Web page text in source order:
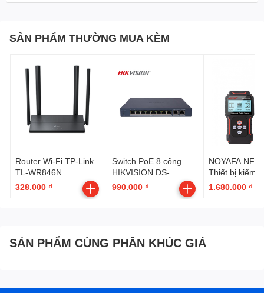
SẢN PHẨM THƯỜNG MUA KÈM
Router Wi-Fi TP-Link
TL-WR846N
328.000 ₫
Switch PoE 8 cổng
HIKVISION DS-
3E1310P-EI/M
990.000 ₫
NOYAFA NF-
Thiết bị kiểm
mạng
1.680.000 ₫
SẢN PHẨM CÙNG PHÂN KHÚC GIÁ